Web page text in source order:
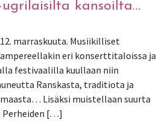
ugrilaisilta kansoilta…
marraskuuta. Musiikilliset
eri konserttitaloissa ja
festivaalilla kuullaan niin
Ranskasta, traditiota ja
Lisäksi muistellaan suurta
Perheiden […]